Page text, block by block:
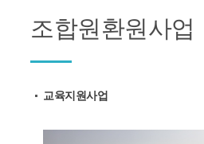
조합원환원사업
교육지원사업